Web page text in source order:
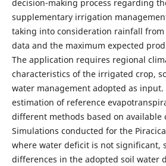
decision-making process regarding
supplementary irrigation
taking into consideration rainfall
data and the maximum expected
The application requires regional
characteristics of the irrigated crop,
water management adopted as
estimation of reference
different methods based on available
Simulations conducted for the
where water deficit is not significant,
differences in the adopted soil water